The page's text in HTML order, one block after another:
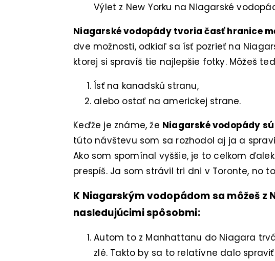
Výlet z New Yorku na Niagarské
Niagarské vodopády tvoria časť hranice
dve možnosti, odkiaľ sa ísť pozrieť na
ktorej si spravíš tie najlepšie fotky. Môžeš
Ísť na kanadskú stranu,
alebo ostať na americkej strane.
Keďže je známe, že Niagarské vodopády
túto návštevu som sa rozhodol aj ja a
Ako som spomínal vyššie, je to celkom
prespíš. Ja som strávil tri dni v Toronte, no
K Niagarským vodopádom sa môžeš z
nasledujúcimi spôsobmi:
Autom to z Manhattanu do Niagara
zlé. Takto by sa to relatívne dalo